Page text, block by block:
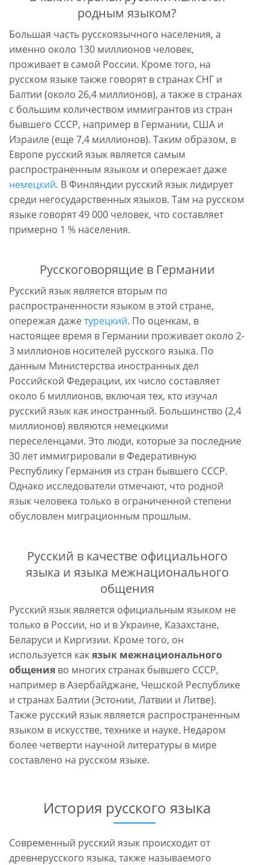
родным языком?
Большая часть русскоязычного населения, а
именно около 130 миллионов человек,
проживает в самой России. Кроме того, на
русском языке также говорят в странах СНГ и
Балтии (около 26,4 миллионов), а также в странах
с большим количеством иммигрантов из стран
бывшего СССР, например в Германии, США и
Израиле (еще 7,4 миллионов). Таким образом, в
Европе русский язык является самым
распространенным языком и опережает даже
немецкий. В Финляндии русский язык лидирует
среди негосударственных языков. Там на русском
языке говорят 49 000 человек, что составляет
примерно 1 % населения.
Русскоговорящие в Германии
Русский язык является вторым по
распространенности языком в этой стране,
опережая дажетурецкий. По оценкам, в
настоящее время в Германии проживает около 2-
3 миллионов носителей русского языка. По
данным Министерства иностранных дел
Российской Федерации, их число составляет
около 6 миллионов, включая тех, кто изучал
русский язык как иностранный. Большинство (2,4
миллионов) являются немецкими
переселенцами. Это люди, которые за последние
30 лет иммигрировали в Федеративную
Республику Германия из стран бывшего СССР.
Однако исследователи отмечают, что родной
язык человека только в ограниченной степени
обусловлен миграционным прошлым.
Русский в качестве официального
языка и языка межнационального
общения
Русский язык является официальным языком не
только в России, но и в Украине, Казахстане,
Беларуси и Киргизии. Кроме того, он
используется какязык межнационального
общения во многих странах бывшего СССР,
например в Азербайджане, Чешской Республике
и странах Балтии (Эстонии, Латвии и Литве).
Также русский язык является распространенным
языком в искусстве, технике и науке. Недаром
более четверти научной литературы в мире
составлено на русском языке.
История русского языка
Современный русский язык происходит от
древнерусского языка, также называемого